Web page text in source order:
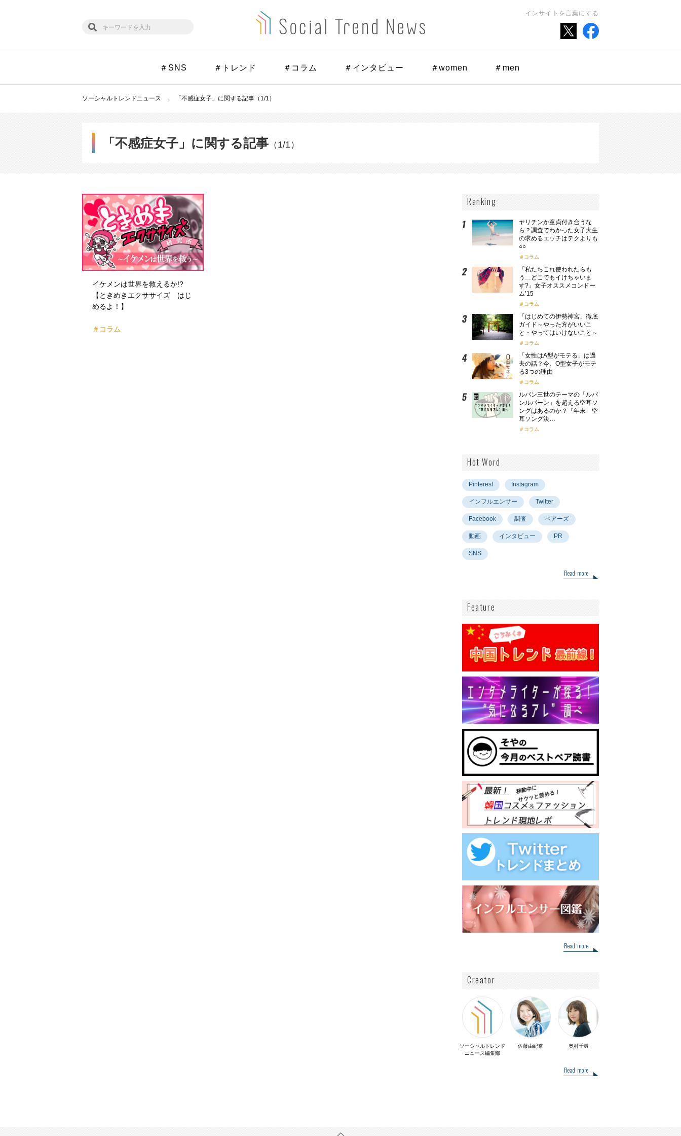
インサイトを言葉にする
＃SNS ＃トレンド ＃コラム ＃インタビュー ＃women ＃men
ソーシャルトレンドニュース 「不感症女子」に関する記事（1/1）
「不感症女子」に関する記事 （1/1）
イケメンは世界を救えるか!?
【ときめきエクササイズ はじ
めるよ！】
＃コラム
Ranking
ヤリチンか童貞付き合うな
ら？調査でわかった女子大生
の求めるエッチはテクよりも
○○
コラム
「私たちこれ使われたらも
う…どこでもイけちゃいま
す?」女子オススメコンドー
ム’15
コラム
「はじめての伊勢神宮」徹底
ガイド～やった方がいいこ
と・やってはいけないこと～
コラム
「女性はA型がモテる」は過
去の話？今、O型女子がモテ
る3つの理由
コラム
ルパン三世のテーマの「ルパ
ンルパーン」を超える空耳ソ
ングはあるのか？『年末 空
耳ソング決…
コラム
Hot Word
Pinterest Instagram
インフルエンサー Twitter
Facebook 調査 ペアーズ
動画 インタビュー PR
SNS
Read more
Feature
Read more
Creator
ソーシャルトレンド
ニュース編集部
佐藤由紀奈 奥村千尋
Read more